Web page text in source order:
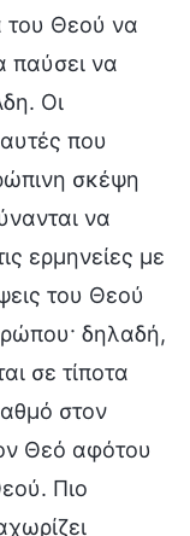
του Θεού να
παύσει να
Οι
που
σκέψη
να
ερμηνείες με
του Θεού
δηλαδή,
σε τίποτα
στον
Θεό αφότου
Πιο